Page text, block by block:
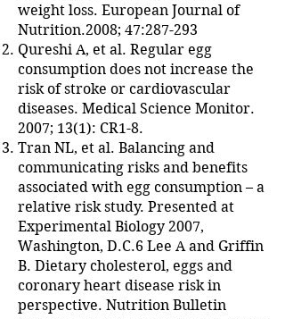
weight loss. European Journal of
Nutrition.2008; 47:287-293
Qureshi A, et al. Regular egg
consumption does not increase the
risk of stroke or cardiovascular
diseases. Medical Science Monitor.
2007; 13(1): CR1-8.
Tran NL, et al. Balancing and
communicating risks and benefits
associated with egg consumption – a
relative risk study. Presented at
Experimental Biology 2007,
Washington, D.C.6 Lee A and Griffin
B. Dietary cholesterol, eggs and
coronary heart disease risk in
perspective. Nutrition Bulletin